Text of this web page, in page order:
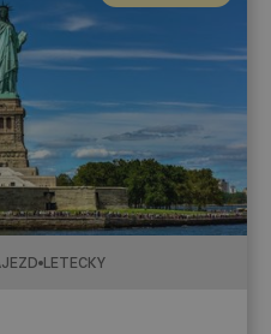
LETECKY